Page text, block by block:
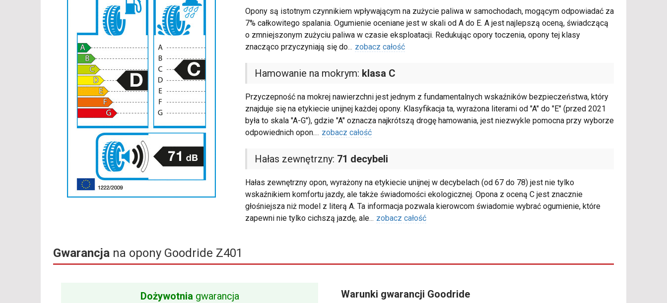
Opony są istotnym czynnikiem wpływającym na zużycie paliwa w samochodach, mogącym odpowiadać za
7% całkowitego spalania. Ogumienie oceniane jest w skali od A do E. A jest najlepszą oceną, świadczącą
o zmniejszonym zużyciu paliwa w czasie eksploatacji. Redukując opory toczenia, opony tej klasy
znacząco przyczyniają się do... zobacz całość
Hamowanie na mokrym: klasa C
Przyczepność na mokrej nawierzchni jest jednym z fundamentalnych wskaźników bezpieczeństwa, który
znajduje się na etykiecie unijnej każdej opony. Klasyfikacja ta, wyrażona literami od "A" do "E" (przed 2021
była to skala "A-G"), gdzie "A" oznacza najkrótszą drogę hamowania, jest niezwykle pomocna przy wyborze
odpowiednich opon.... zobacz całość
Hałas zewnętrzny: 71 decybeli
Hałas zewnętrzny opon, wyrażony na etykiecie unijnej w decybelach (od 67 do 78) jest nie tylko
wskaźnikiem komfortu jazdy, ale także świadomości ekologicznej. Opona z oceną C jest znacznie
głośniejsza niż model z literą A. Ta informacja pozwala kierowcom świadomie wybrać ogumienie, które
zapewni nie tylko cichszą jazdę, ale... zobacz całość
Gwarancja na opony Goodride Z401
Dożywotnia gwarancja Warunki gwarancji Goodride